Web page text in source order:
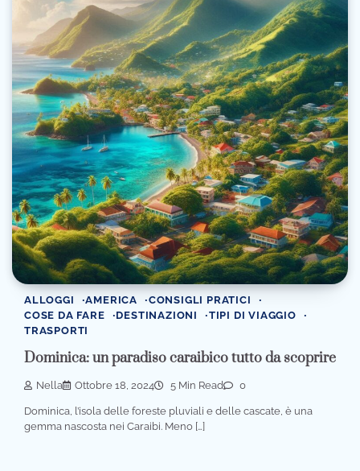
ALLOGGI AMERICA
CONSIGLI PRATICI
COSE DA FARE
DESTINAZIONI
TIPI DI VIAGGIO
TRASPORTI
Dominica: un paradiso caraibico tutto da scoprire
Nella Ottobre 18, 2024 5 Min Read 0
Dominica, l’isola delle foreste pluviali e delle cascate, è una
gemma nascosta nei Caraibi. Meno […]